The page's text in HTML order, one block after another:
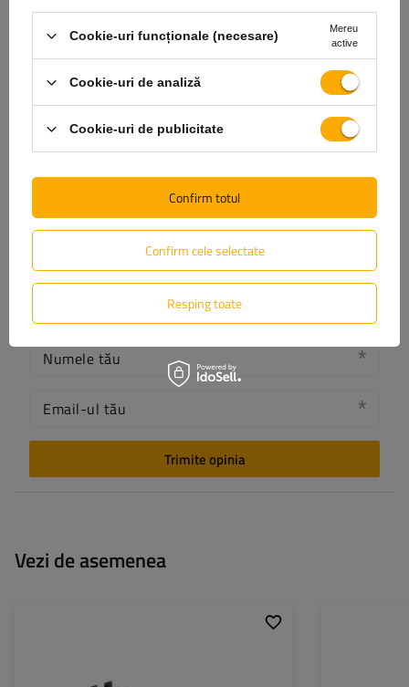
Scrie-ți părerea
Opinia ta:
Conținutul părerii tale
Adăugă fotografia produsului:
Numele tău
Email-ul tău
Trimite opinia
Vezi de asemenea
Cookie-uri funcționale (necesare)
Mereu
active
Cookie-uri de analiză
Cookie-uri de publicitate
Confirm cele selectate
Resping toate
Confirm totul